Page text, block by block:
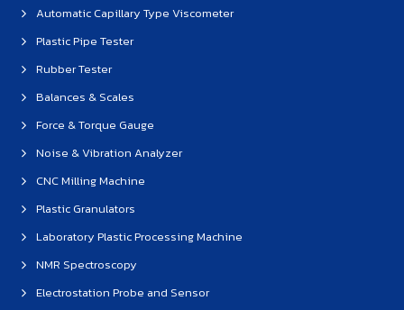
Automatic Capillary Type Viscometer
Plastic Pipe Tester
Rubber Tester
Balances & Scales
Force & Torque Gauge
Noise & Vibration Analyzer
CNC Milling Machine
Plastic Granulators
Laboratory Plastic Processing Machine
NMR Spectroscopy
Electrostation Probe and Sensor